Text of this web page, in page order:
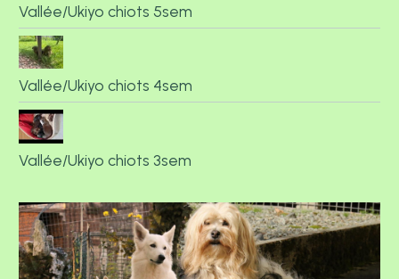
Vallée/Ukiyo chiots 5sem
Vallée/Ukiyo chiots 4sem
Vallée/Ukiyo chiots 3sem